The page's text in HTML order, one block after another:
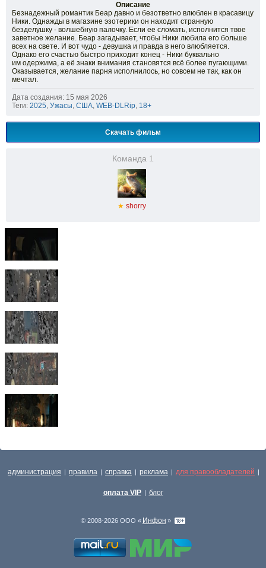
Описание
Безнадежный романтик Беар давно и безответно влюблен в красавицу
Ники. Однажды в магазине эзотерики он находит странную
безделушку - волшебную палочку. Если ее сломать, исполнится твое
заветное желание. Беар загадывает, чтобы Ники любила его больше
всех на свете. И вот чудо - девушка и правда в него влюбляется.
Однако его счастью быстро приходит конец - Ники буквально
им одержима, а её знаки внимания становятся всё более пугающими.
Оказывается, желание парня исполнилось, но совсем не так, как он
мечтал.
Дата создания: 15 мая 2026
Теги: 2025, Ужасы, США, WEB-DLRip, 18+
Скачать фильм
Команда 1
★ shorry
администрация | правила | справка | реклама | для правообладателей |
оплата VIP | блог
© 2008-2026 ООО « Инфон »